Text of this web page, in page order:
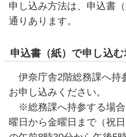
申し込み方法は、申込書
通りあります。
申込書（紙）で申し込
伊奈庁舎2階総務課へ持
お申し込みください。
※総務課へ持参する場合
曜日から金曜日まで（祝